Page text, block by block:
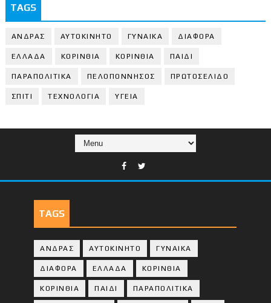
TAGS
ΑΝΔΡΑΣ ΑΥΤΟΚΙΝΗΤΟ ΓΥΝΑΙΚΑ ΔΙΑΦΟΡΑ
ΕΛΛΑΔΑ ΚΟΡΙΝΘΙΑ ΚΟΡΙΝΘΙA ΠΑΙΔΙ
ΠΑΡΑΠΟΛΙΤΙΚΑ ΠΕΛΟΠΟΝΝΗΣΟΣ ΠΡΩΤΟΣΕΛΙΔΟ
ΣΠΙΤΙ ΤΕΧΝΟΛΟΓΙΑ ΥΓΕΙΑ
TAGS
ΑΝΔΡΑΣ ΑΥΤΟΚΙΝΗΤΟ ΓΥΝΑΙΚΑ
ΔΙΑΦΟΡΑ ΕΛΛΑΔΑ ΚΟΡΙΝΘΙΑ
ΚΟΡΙΝΘΙA ΠΑΙΔΙ ΠΑΡΑΠΟΛΙΤΙΚΑ